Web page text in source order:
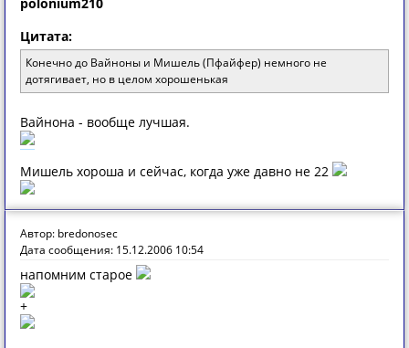
Цитата:
Конечно до Вайноны и Мишель (Пфайфер) немного не
дотягивает, но в целом хорошенькая
Вайнона - вообще лучшая.
Мишель хороша и сейчас, когда уже давно не 22
Автор: bredonosec
Дата сообщения: 15.12.2006 10:54
напомним старое
+